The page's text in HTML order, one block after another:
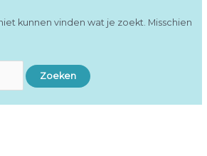
kunnen vinden wat je zoekt. Misschien